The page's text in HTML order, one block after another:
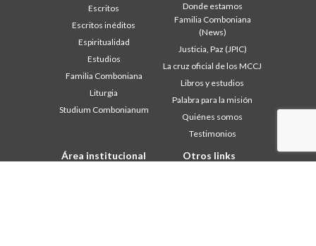
Escritos
Escritos inéditos
Espiritualidad
Estudios
Familia Comboniana
Liturgia
Studium Combonianum
Donde estamos
Familia Comboniana
(News)
Justicia, Paz (JPIC)
La cruz oficial de los MCCJ
Libros y estudios
Palabra para la misión
Quiénes somos
Testimonios
Área institucional Otros links